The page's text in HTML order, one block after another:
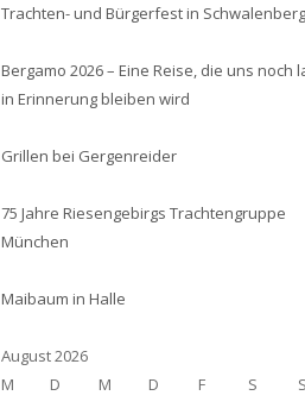
:Trachten- und Bürgerfest in Schwalenberg
Bergamo 2026 – Eine Reise, die uns noch
in Erinnerung bleiben wird
Grillen bei Gergenreider
75 Jahre Riesengebirgs Trachtengruppe
München
Maibaum in Halle
August 2026
M
D M D F S
S